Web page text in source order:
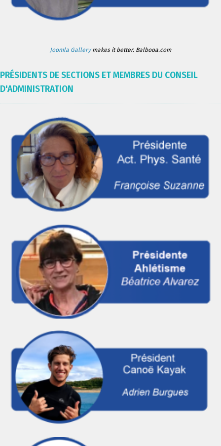
Joomla Gallerymakes it better. Balbooa.com
PRÉSIDENTS DE SECTIONS ET MEMBRES DU CONSEIL
D'ADMINISTRATION